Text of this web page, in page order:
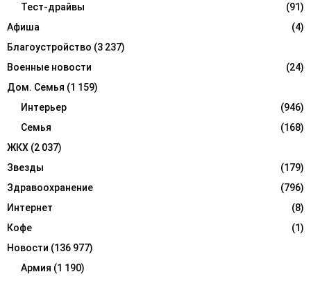
R
C
H
Тест-драйвы
(91)
Афиша
(4)
Благоустройство (3 237)
Военные новости
(24)
Дом. Семья (1 159)
Интерьер
(946)
Семья
(168)
ЖКХ (2 037)
Звезды
(179)
Здравоохранение
(796)
Интернет
(8)
Кофе
(1)
Новости (136 977)
Армия (1 190)